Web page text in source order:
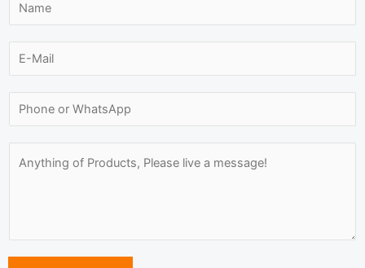
M
e
e
a
m
-
m
u
m
a